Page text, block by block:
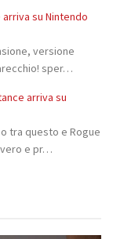
arriva su Nintendo
versione
sper…
arriva su
tra questo e Rogue
vero e pr…